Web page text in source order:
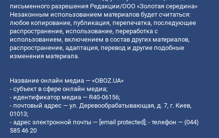
письменного разрешения Редакции/ООО «Золотая середина»
Незаконным использованием материалов будет считаться:
любое копирование, публикация, перепечатка, последующее
распространение, использование, переработка с
использованием, включением в состав других материалов,
распространение, адаптация, перевод и другие подобные
изменения материала.
Название онлайн медиа — «OBOZ.UA»
- субъект в сфере онлайн медиа;
- идентификатор медиа — R40-06156;
- почтовый адрес — ул. Деревообрабатывающая, д. 7, г. Киев,
01013;
- адрес электронной почты — [email protected]; - телефон — (044)
585 46 20